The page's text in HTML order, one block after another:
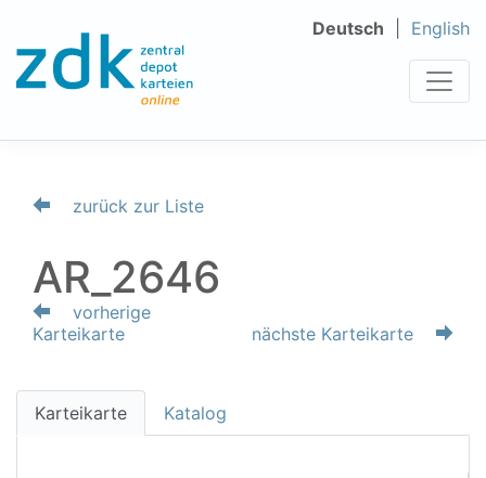
Deutsch English
zurück zur Liste
AR_2646
vorherige
Karteikarte
nächste Karteikarte
Karteikarte Katalog